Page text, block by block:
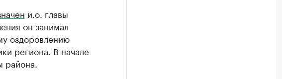
и.о. главы
он занимал
оздоровлению
региона. В начале
района.